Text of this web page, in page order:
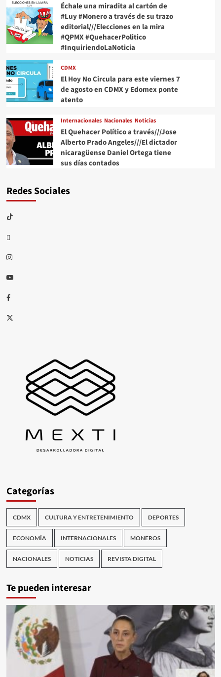
Échale una miradita al cartón de
#Luy #Monero a través de su trazo
editorial///Elecciones en la mira
#QPMX #QuehacerPolitico
#InquiriendoLaNoticia
CDMX
El Hoy No Circula para este viernes 7
de agosto en CDMX y Edomex ponte
atento
Internacionales Nacionales Noticias
El Quehacer Político a través///Jose
Alberto Prado Angeles///El dictador
nicaragüense Daniel Ortega tiene
sus días contados
Redes Sociales
TikTok
threads
Instagram
Youtube
Facebook
X
Categorías
CDMX CULTURA Y ENTRETENIMIENTO DEPORTES
ECONOMÍA INTERNACIONALES MONEROS
NACIONALES NOTICIAS REVISTA DIGITAL
Te pueden interesar